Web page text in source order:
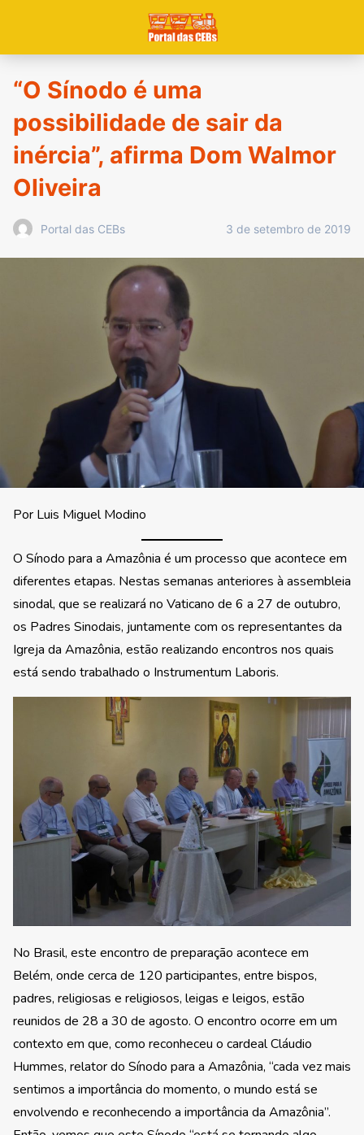
“O Sínodo é uma
possibilidade de sair da
inércia”, afirma Dom Walmor
Oliveira
Portal das CEBs 3 de setembro de 2019
Por Luis Miguel Modino
O Sínodo para a Amazônia é um processo que acontece em
diferentes etapas. Nestas semanas anteriores à assembleia
sinodal, que se realizará no Vaticano de 6 a 27 de outubro,
os Padres Sinodais, juntamente com os representantes da
Igreja da Amazônia, estão realizando encontros nos quais
está sendo trabalhado o Instrumentum Laboris.
No Brasil, este encontro de preparação acontece em
Belém, onde cerca de 120 participantes, entre bispos,
padres, religiosas e religiosos, leigas e leigos, estão
reunidos de 28 a 30 de agosto. O encontro ocorre em um
contexto em que, como reconheceu o cardeal Cláudio
Hummes, relator do Sínodo para a Amazônia, “cada vez mais
sentimos a importância do momento, o mundo está se
envolvendo e reconhecendo a importância da Amazônia”.